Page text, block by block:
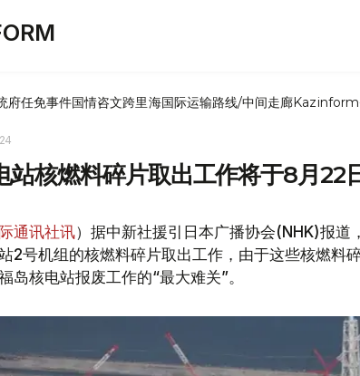
府任免事件国情咨文跨里海国际运输路线/中间走廊
站核燃料碎片取出工作将于8月22
通讯社讯）据中新社援引日本广播协会(NHK)报
2号机组的核燃料碎片取出工作，由于这些核燃料
岛核电站报废工作的“最大难关”。